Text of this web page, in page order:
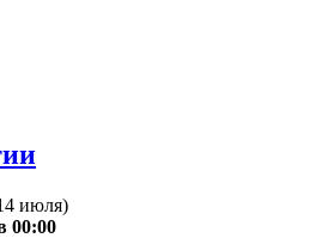
июля)
00:00